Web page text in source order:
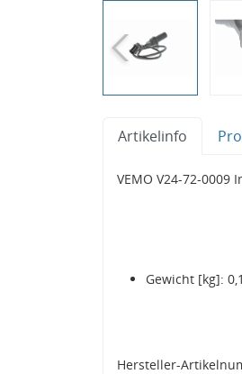
Artikelinfo
VEMO V24-72-0009
Gewicht [kg]:
Hersteller-